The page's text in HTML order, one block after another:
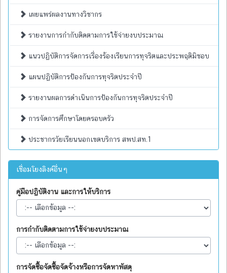
เผยแพร่ผลงานทางวิชากร
รายงานการกำกับติดตามการใช้จ่ายงบประมาณ
แนวปฏิบัติการจัดการเรื่องร้องเรียนการทุจริตและประพฤติมิชอบ
แผนปฏิบัติการป้องกันการทุจริตประจำปี
รายงานผลการดำเนินการป้องกันการทุจริตประจำปี
การจัดการศึกษาโดยครอบครัว
ประชากรวัยเรียนนอกเขตบริการ สพป.สท.1
เชื่อมโยงลิงค์อื่นๆ
คู่มือปฏิบัติงาน และการให้บริการ
การกำกับติดตามการใช้จ่ายงบประมาณ
การจัดซื้อจัดซื้อจัดจ้างหรือการจัดหาพัสดุ